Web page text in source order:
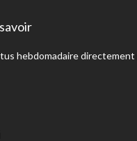
hebdomadaire directement